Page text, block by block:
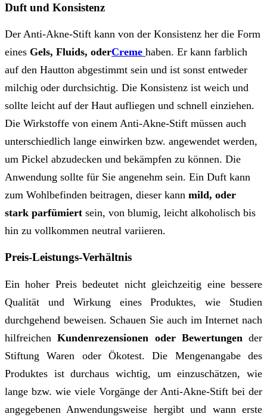
Duft und Konsistenz
Der Anti-Akne-Stift kann von der Konsistenz her die Form
eines Gels, Fluids, oderCreme haben. Er kann farblich
auf den Hautton abgestimmt sein und ist sonst entweder
milchig oder durchsichtig. Die Konsistenz ist weich und
sollte leicht auf der Haut aufliegen und schnell einziehen.
Die Wirkstoffe von einem Anti-Akne-Stift müssen auch
unterschiedlich lange einwirken bzw. angewendet werden,
um Pickel abzudecken und bekämpfen zu können. Die
Anwendung sollte für Sie angenehm sein. Ein Duft kann
zum Wohlbefinden beitragen, dieser kann mild, oder
stark parfümiert sein, von blumig, leicht alkoholisch bis
hin zu vollkommen neutral variieren.
Preis-Leistungs-Verhältnis
Ein hoher Preis bedeutet nicht gleichzeitig eine bessere
Qualität und Wirkung eines Produktes, wie Studien
durchgehend beweisen. Schauen Sie auch im Internet nach
hilfreichenKundenrezensionen oder Bewertungen der
Stiftung Waren oder Ökotest. Die Mengenangabe des
Produktes ist durchaus wichtig, um einzuschätzen, wie
lange bzw. wie viele Vorgänge der Anti-Akne-Stift bei der
angegebenen Anwendungsweise hergibt und wann erste